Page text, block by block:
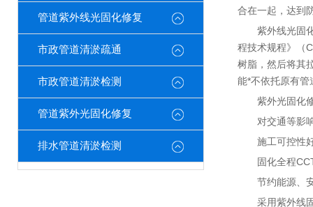
管道紫外线光固化修复
市政管道清淤疏通
市政管道清淤检测
管道紫外光固化修复
排水管道清淤检测
合在一起，达到
紫外线光固
程技术规程》（
树脂，然后将其
能*不依托原有
紫外光固化
对交通等影
施工可控性
固化全程
节约能源、
采用紫外线